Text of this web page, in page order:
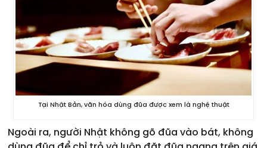
Tại Nhật Bản, văn hóa dùng đũa được xem là nghệ thuật
Ngoài ra, người Nhật không gõ đũa vào bát, không